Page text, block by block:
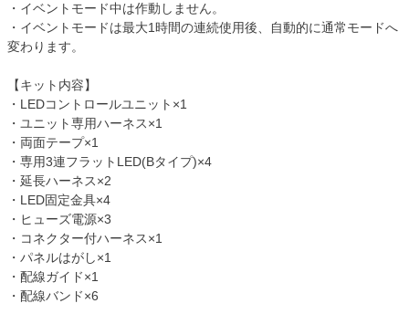
・イベントモード中は作動しません。
・イベントモードは最大1時間の連続使用後、自動的に通常モードへ
変わります。
【キット内容】
・LEDコントロールユニット×1
・ユニット専用ハーネス×1
・両面テープ×1
・専用3連フラットLED(Bタイプ)×4
・延長ハーネス×2
・LED固定金具×4
・ヒューズ電源×3
・コネクター付ハーネス×1
・パネルはがし×1
・配線ガイド×1
・配線バンド×6